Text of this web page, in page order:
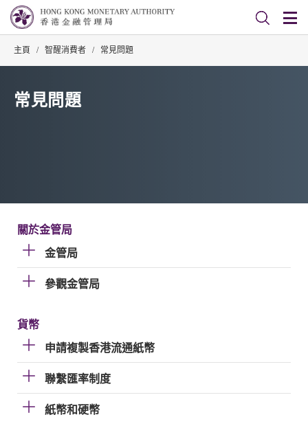
主頁 / 智醒消費者 / 常見問題
常見問題
關於金管局
金管局
參觀金管局
貨幣
申請複製香港流通紙幣
聯繫匯率制度
紙幣和硬幣